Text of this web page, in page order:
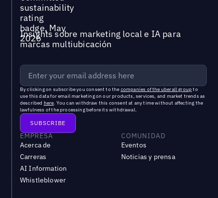
Insights sobre marketing local e IA para
marcas multiubicación
By clicking on subscribe you consent to the companies of the uberall groupto
use this data for email marketing on our products, services, and market trends as
described here. You can withdraw this consent at any time without affecting the
lawfulness of the processing before its withdrawal.
EMPRESA
Acerca de
Carreras
AI Information
Whistleblower
COMUNIDAD
Eventos
Noticias y prensa